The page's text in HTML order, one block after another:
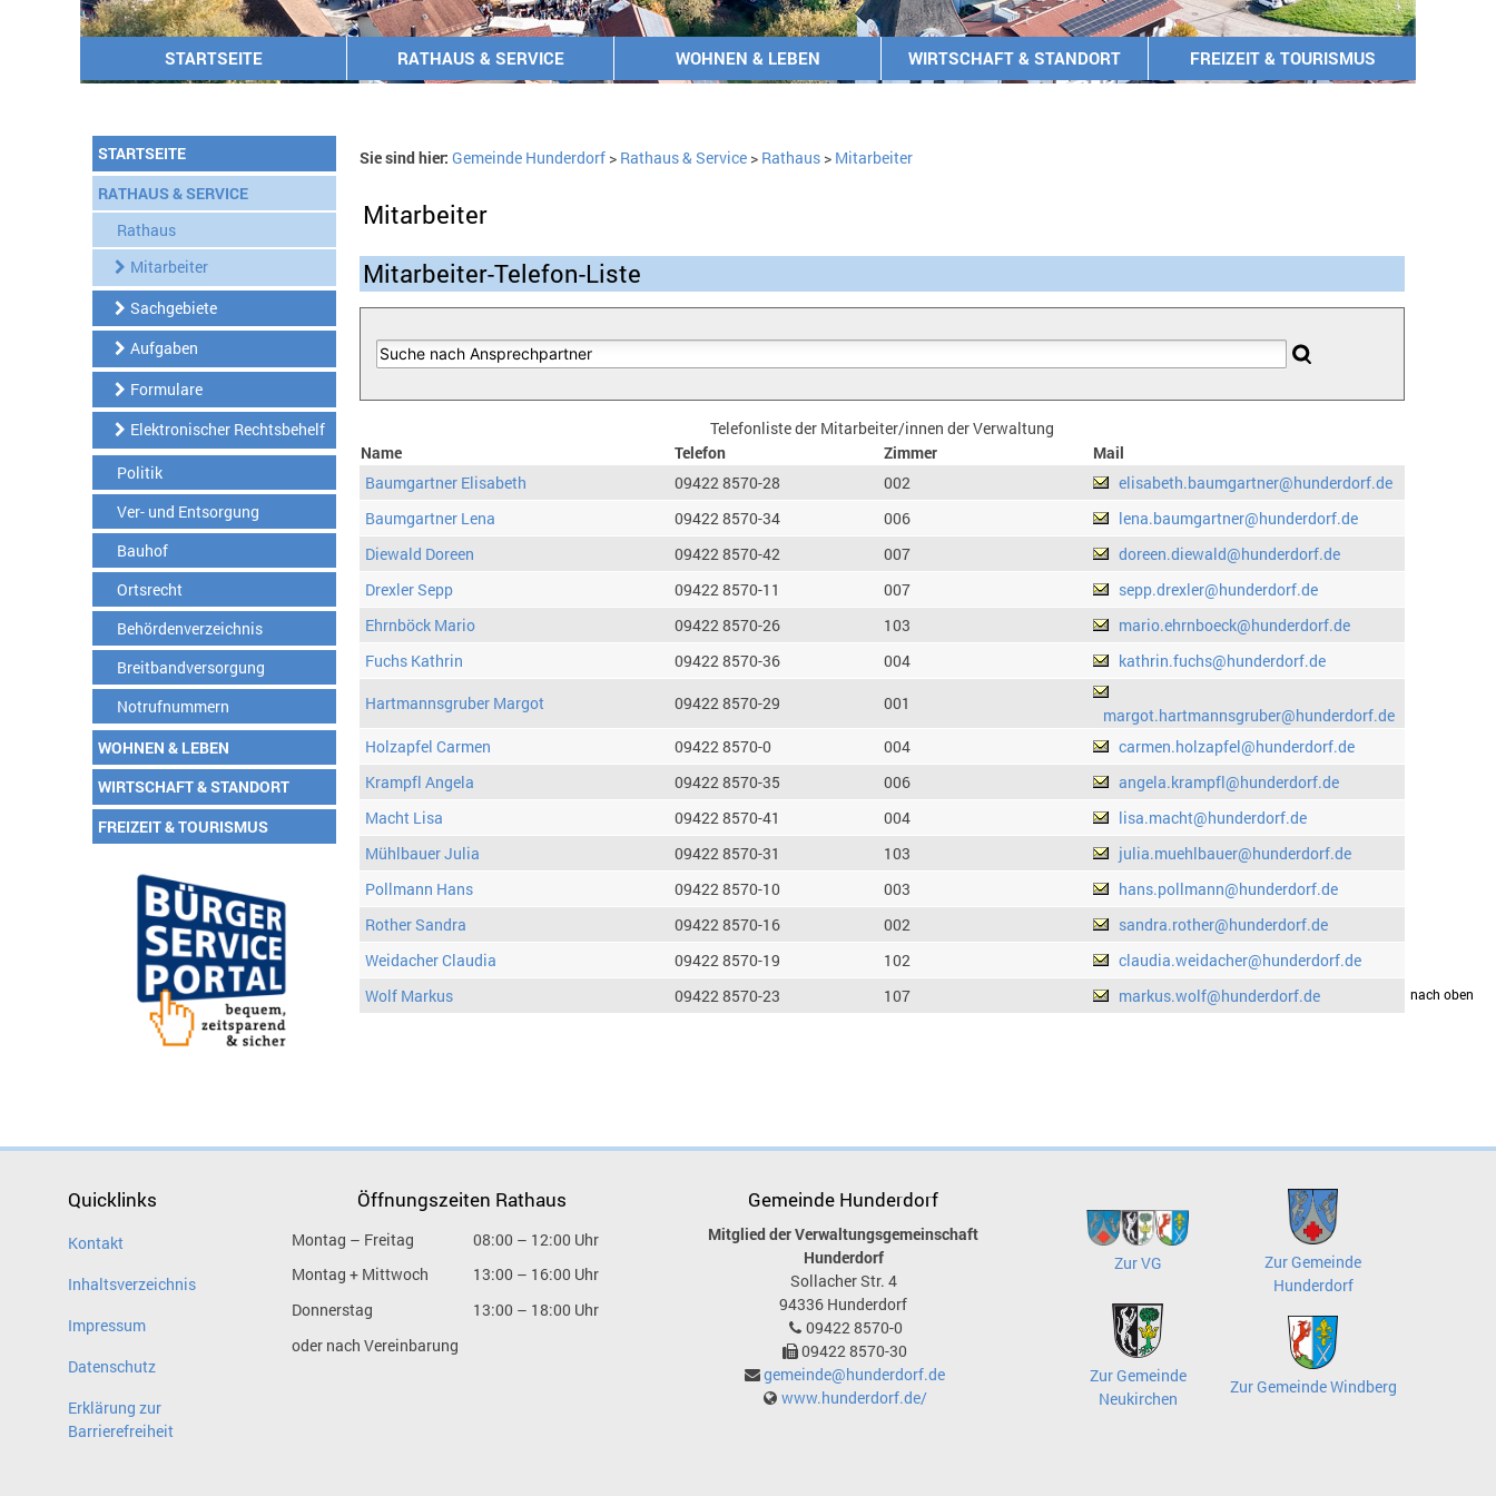
STARTSEITE RATHAUS & SERVICE WOHNEN & LEBEN WIRTSCHAFT & STANDORT FREIZEIT & TOURISMUS
STARTSEITE
RATHAUS & SERVICE
Rathaus
Mitarbeiter
Sachgebiete
Aufgaben
Formulare
Elektronischer Rechtsbehelf
Politik
Ver- und Entsorgung
Bauhof
Ortsrecht
Behördenverzeichnis
Breitbandversorgung
Notrufnummern
WOHNEN & LEBEN
WIRTSCHAFT & STANDORT
FREIZEIT & TOURISMUS
Sie sind hier: Gemeinde Hunderdorf> Rathaus & Service> Rathaus> Mitarbeiter
Mitarbeiter
Mitarbeiter-Telefon-Liste
Telefonliste der Mitarbeiter/innen der Verwaltung
Name
Telefon Zimmer
Mail
Baumgartner Elisabeth
09422 8570-28 002
elisabeth.baumgartner@hunderdorf.de
Baumgartner Lena
09422 8570-34 006
lena.baumgartner@hunderdorf.de
Diewald Doreen
09422 8570-42 007
doreen.diewald@hunderdorf.de
Drexler Sepp
09422 8570-11 007
sepp.drexler@hunderdorf.de
Ehrnböck Mario
09422 8570-26 103
mario.ehrnboeck@hunderdorf.de
Fuchs Kathrin
09422 8570-36 004
kathrin.fuchs@hunderdorf.de
Hartmannsgruber Margot
09422 8570-29 001
margot.hartmannsgruber@hunderdorf.de
Holzapfel Carmen
09422 8570-0 004
carmen.holzapfel@hunderdorf.de
Krampfl Angela
09422 8570-35 006
angela.krampfl@hunderdorf.de
Macht Lisa
09422 8570-41 004
lisa.macht@hunderdorf.de
Mühlbauer Julia
09422 8570-31 103
julia.muehlbauer@hunderdorf.de
Pollmann Hans
09422 8570-10 003
hans.pollmann@hunderdorf.de
Rother Sandra
09422 8570-16 002
sandra.rother@hunderdorf.de
Weidacher Claudia
09422 8570-19 102
claudia.weidacher@hunderdorf.de
Wolf Markus
09422 8570-23 107 markus.wolf@hunderdorf.dedrucken nach oben
Quicklinks
Kontakt
Inhaltsverzeichnis
Impressum
Datenschutz
Erklärung zur
Barrierefreiheit
Öffnungszeiten Rathaus
Montag – Freitag
08:00 – 12:00 Uhr
Montag + Mittwoch
13:00 – 16:00 Uhr
Donnerstag
13:00 – 18:00 Uhr
oder nach Vereinbarung
Gemeinde Hunderdorf
Mitglied der Verwaltungsgemeinschaft
Hunderdorf
Sollacher Str. 4
94336 Hunderdorf
09422 8570-0
09422 8570-30
gemeinde@hunderdorf.de
www.hunderdorf.de/
Zur VG
Zur Gemeinde
Hunderdorf
Zur Gemeinde
Neukirchen
Zur Gemeinde Windberg